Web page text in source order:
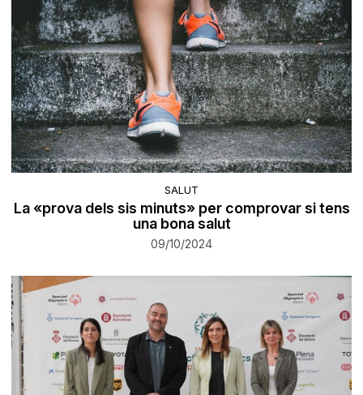
SALUT
La «prova dels sis minuts» per comprovar si tens
una bona salut
09/10/2024